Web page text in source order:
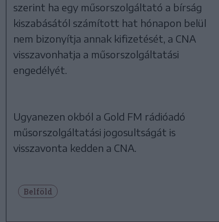
szerint ha egy műsorszolgáltató a bírság
kiszabásától számított hat hónapon belül
nem bizonyítja annak kifizetését, a CNA
visszavonhatja a műsorszolgáltatási
engedélyét.
Ugyanezen okból a Gold FM rádióadó
műsorszolgáltatási jogosultságát is
visszavonta kedden a CNA.
Belföld